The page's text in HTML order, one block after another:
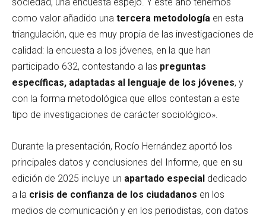
como valor añadido una tercera metodología en esta
triangulación, que es muy propia de las investigaciones de
calidad: la encuesta a los jóvenes, en la que han
participado 632, contestando a las preguntas
específicas, adaptadas al lenguaje de los jóvenes, y
con la forma metodológica que ellos contestan a este
tipo de investigaciones de carácter sociológico».
Durante la presentación, Rocío Hernández aportó los
principales datos y conclusiones del Informe, que en su
edición de 2025 incluye un apartado especial dedicado
a la crisis de confianza de los ciudadanos en los
medios de comunicación y en los periodistas, con datos